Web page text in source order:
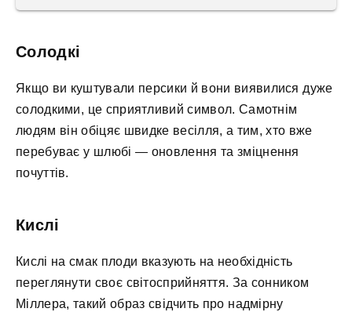
Солодкі
Якщо ви куштували персики й вони виявилися дуже
солодкими, це сприятливий символ. Самотнім
людям він обіцяє швидке весілля, а тим, хто вже
перебуває у шлюбі — оновлення та зміцнення
почуттів.
Кислі
Кислі на смак плоди вказують на необхідність
переглянути своє світосприйняття. За сонником
Міллера, такий образ свідчить про надмірну